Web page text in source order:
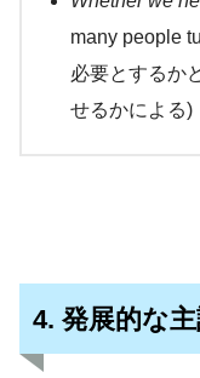
many people
必要とするか
せるかによる)
4. 発展的な